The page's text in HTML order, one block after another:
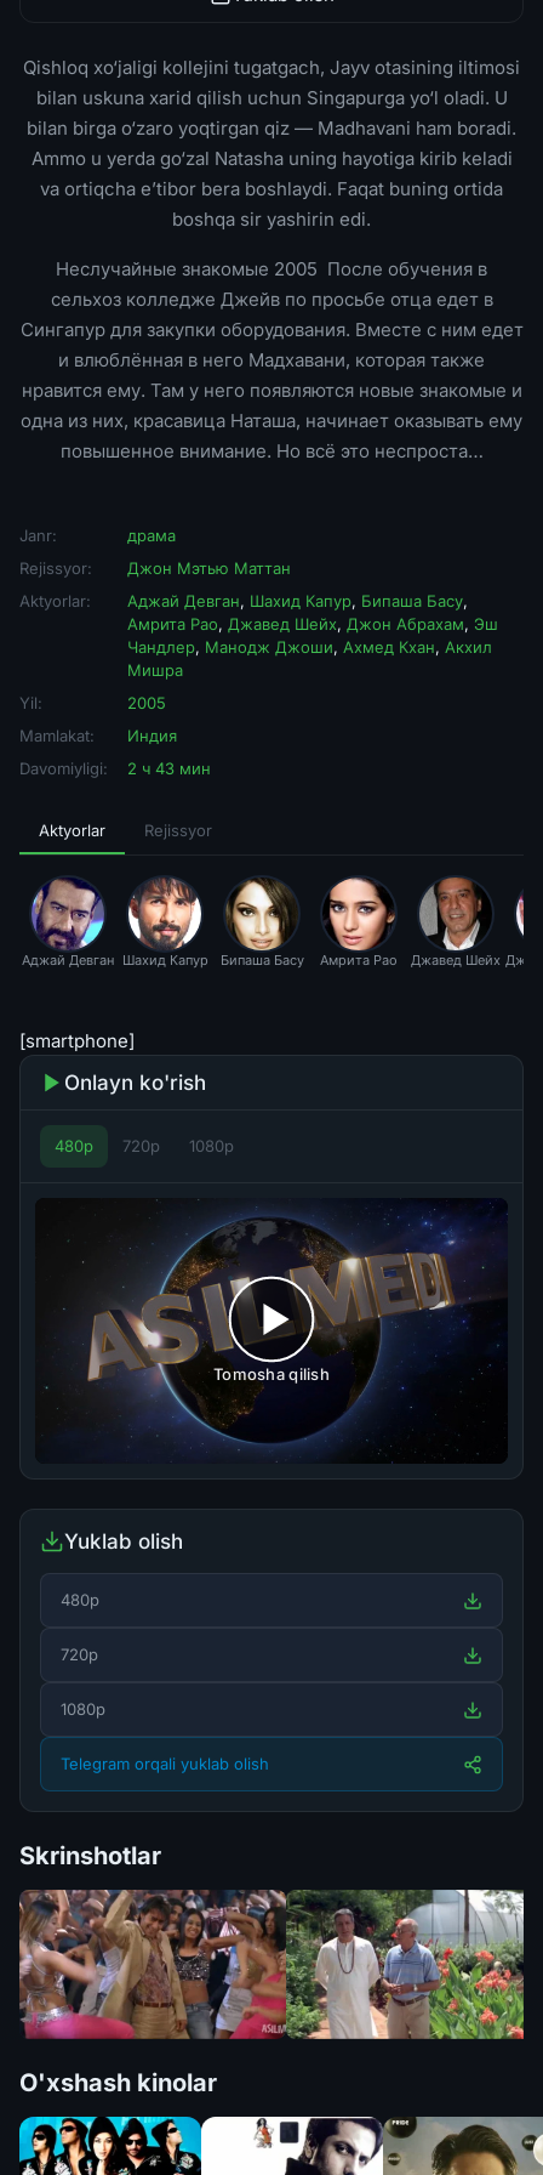
Qishloq xo‘jaligi kollejini tugatgach, Jayv otasining iltimosi
bilan uskuna xarid qilish uchun Singapurga yo‘l oladi. U
bilan birga o‘zaro yoqtirgan qiz — Madhavani ham boradi.
Ammo u yerda go‘zal Natasha uning hayotiga kirib keladi
va ortiqcha e’tibor bera boshlaydi. Faqat buning ortida
boshqa sir yashirin edi.
Неслучайные знакомые 2005 После обучения в
сельхоз колледже Джейв по просьбе отца едет в
Сингапур для закупки оборудования. Вместе с ним едет
и влюблённая в него Мадхавани, которая также
нравится ему. Там у него появляются новые знакомые и
одна из них, красавица Наташа, начинает оказывать ему
повышенное внимание. Но всё это неспроста…
Janr:
драма
Rejissyor:
Джон Мэтью Маттан
Aktyorlar:
Аджай Девган, Шахид Капур, Бипаша Басу,
Амрита Рао, Джавед Шейх, Джон Абрахам, Эш
Чандлер, Манодж Джоши, Ахмед Кхан, Акхил
Мишра
Yil:
2005
Mamlakat:
Индия
Davomiyligi:
2 ч 43 мин
Aktyorlar Rejissyor
Аджай Девган Шахид Капур Бипаша Басу Амрита Рао Джавед Шейх Джон
[smartphone]
Onlayn ko'rish
480p 720p 1080p
Tomosha qilish
Yuklab olish
480p
720p
1080p
Telegram orqali yuklab olish
Skrinshotlar
O'xshash kinolar